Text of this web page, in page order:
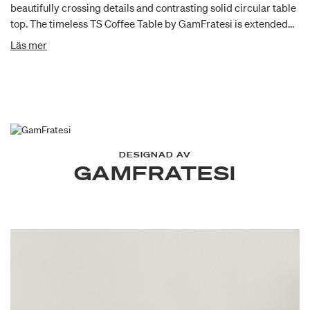
beautifully crossing details and contrasting solid circular table
top. The timeless TS Coffee Table by GamFratesi is extended
from the classic TS Dining Table, made for the renowned
Läs mer
DESIGNAD AV
GAMFRATESI